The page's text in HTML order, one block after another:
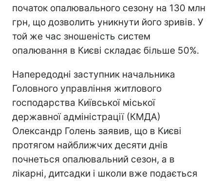
початок опалювального сезону на 130 млн
грн, що дозволить уникнути його зривів. У
той же час зношеність систем
опалювання в Києві складає більше 50%.
Напередодні заступник начальника
Головного управління житлового
господарства Київської міської
державної адміністрації (КМДА)
Олександр Голень заявив, що в Києві
протягом найближчих десяти днів
почнеться опалювальний сезон, а в
лікарні, дитсадки і школи вже подається